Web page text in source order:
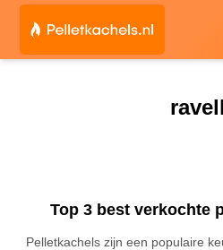
Top 3 best verkochte
Pelletkachels zijn een populaire